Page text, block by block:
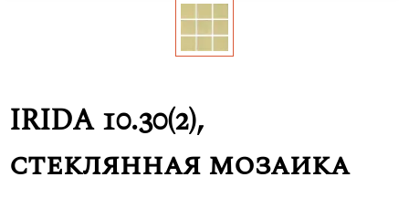
IRIDA 10.30(2),
стеклянная мозаика